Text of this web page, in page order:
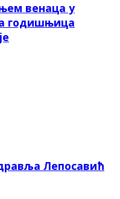
венаца у
годишњица
Лепосавић